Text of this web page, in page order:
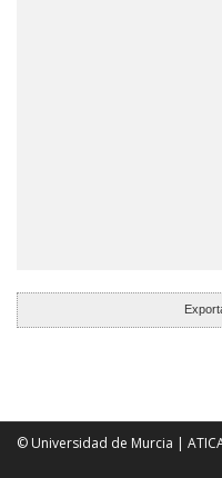
© Universidad de Murcia |